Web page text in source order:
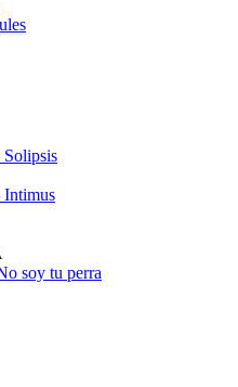
Solipsis
Intimus
soy tu perra